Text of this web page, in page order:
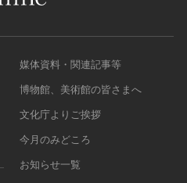
媒体資料・関連記事等
博物館、美術館の皆さまへ
文化庁よりご挨拶
今月のみどころ
お知らせ一覧